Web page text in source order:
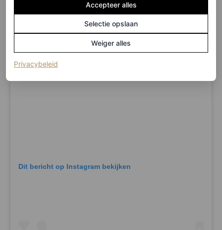
Dit bericht op Instagram bekijken
Accepteer alles
Selectie opslaan
Weiger alles
Privacybeleid